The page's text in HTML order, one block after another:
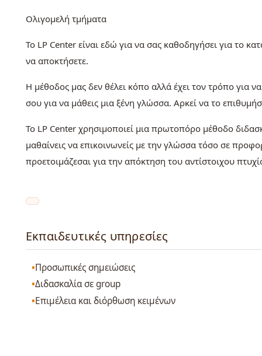
Ολιγομελή τμήματα
Το LP Center είναι εδώ για να σας καθοδηγήσει για το
να αποκτήσετε.
Η μέθοδος μας δεν θέλει κόπο αλλά έχει τον τρόπο για
σου για να μάθεις μια ξένη γλώσσα. Αρκεί να το
Το LP Center χρησιμοποιεί μια πρωτοπόρο μέθοδο
μαθαίνεις να επικοινωνείς με την γλώσσα τόσο σε
προετοιμάζεσαι για την απόκτηση του αντίστοιχου
Εκπαιδευτικές υπηρεσίες
Προσωπικές σημειώσεις
Διδασκαλία σε group
Επιμέλεια και διόρθωση κειμένων